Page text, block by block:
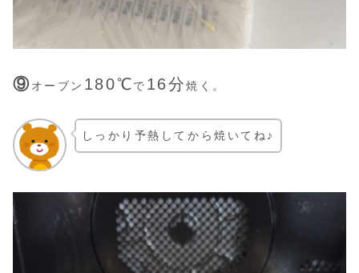
⑨オーブン 180℃で 16分焼く。
しっかり予熱してから焼いてね♪